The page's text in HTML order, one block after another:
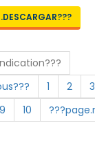
1 2 3
9 10